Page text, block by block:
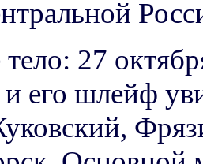
27
и его шлейф